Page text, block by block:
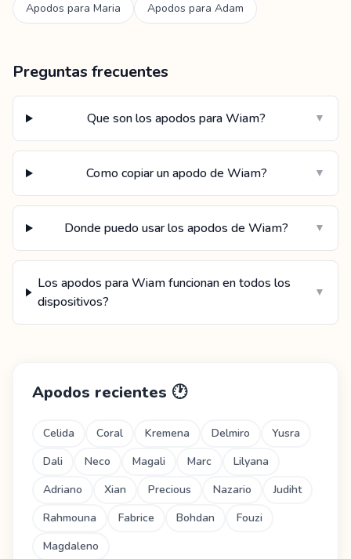
Apodos para Maria Apodos para Adam
Preguntas frecuentes
Que son los apodos para Wiam? ▼
Como copiar un apodo de Wiam? ▼
Donde puedo usar los apodos de Wiam? ▼
Los apodos para Wiam funcionan en todos los
dispositivos?
▼
Apodos recientes 🕐
Celida Coral Kremena Delmiro
Yusra
Dali
Neco Magali Marc
Lilyana
Adriano
Xian Precious Nazario
Judiht
Rahmouna
Fabrice Bohdan
Fouzi
Magdaleno